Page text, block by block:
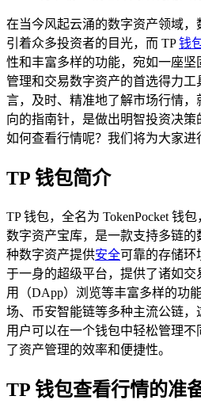
在当今风起云涌的数字资产领域
引着众多投资者的目光，而 TP钱
性和丰富多样的功能，宛如一座
管理和交易数字资产的首选得力
言，及时、精准地了解市场行情
向的指南针，是做出明智投资决策
如何查看行情呢？我们将为大家进
TP 钱包简介
TP 钱包，全名为 TokenPocket 钱
数字资产宝库，是一款支持多链
种数字资产提供安全可靠的存储环
于一身的超级平台，提供了诸如
用（DApp）浏览等丰富多样的功
场、币安智能链等多种主流公链，
用户可以在一个钱包中轻松管理
了资产管理的效率和便捷性。
TP 钱包查看行情的准